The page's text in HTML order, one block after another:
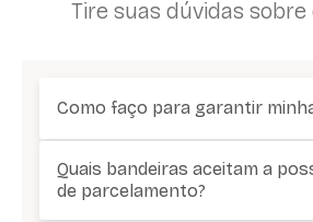
Tire suas dúvidas sobre
Como faço para garantir
Quais bandeiras aceitam a
de parcelamento?